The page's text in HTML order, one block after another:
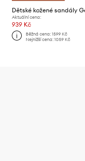
Aktuální cena:
939 Kč
Běžná cena:1599 Kč
Nejnižší cena:1059 Kč